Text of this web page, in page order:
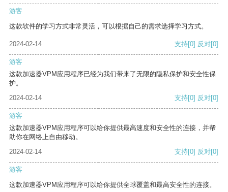
游客
这款软件的学习方式非常灵活，可以根据自己的需求选择学习方式。
2024-02-14 支持[0] 反对[0]
游客
这款加速器VPM应用程序已经为我们带来了无限的隐私保护和安全性保
护。
2024-02-14
支持[0] 反对[0]
游客
这款加速器VPM应用程序可以给你提供最高速度和安全性的连接，并帮
助你在网络上自由移动。
2024-02-14
支持[0] 反对[0]
游客
这款加速器VPM应用程序可以给你提供全球覆盖和最高安全性的连接。